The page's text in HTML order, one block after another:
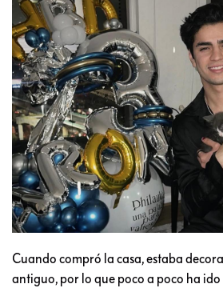
Cuando compró la casa, estaba
antiguo, por lo que poco a poco ha